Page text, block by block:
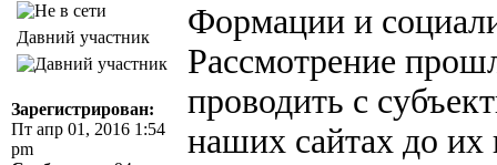
Давний участник
Зарегистрирован:
Пт апр 01, 2016 1:54
pm
Формации и
Рассмотрение
проводить с
наших сайтах до